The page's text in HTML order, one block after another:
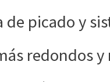
de picado y
redondos